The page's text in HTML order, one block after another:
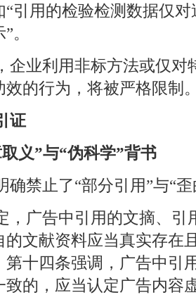
“引用的检验检测数据仅
。
企业利用非标方法或仅对
效的行为，将被严格限制
证
义”与“伪科学”背书
确禁止了“部分引用”与“
，广告中引用的文摘、引
的文献资料应当真实存在
第十四条强调，广告中引
致的，应当认定广告内容